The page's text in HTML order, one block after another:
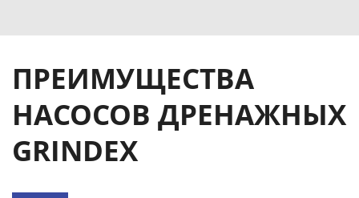
ПРЕИМУЩЕСТВА
НАСОСОВ ДРЕНАЖНЫХ
GRINDEX